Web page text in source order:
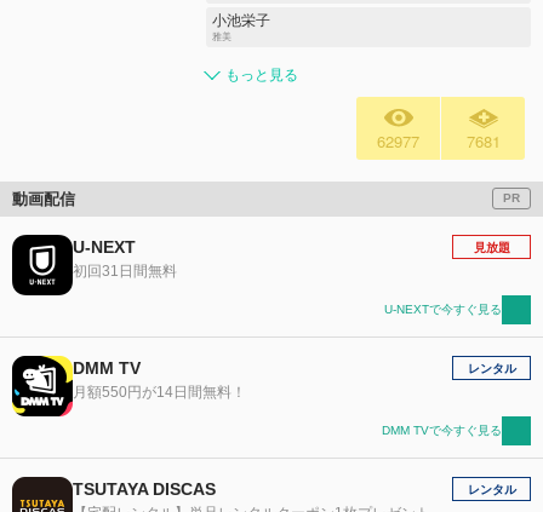
小池栄子
雅美
もっと見る
62977 7681
動画配信 PR
U-NEXT
初回31日間無料
見放題
U-NEXTで今すぐ見る
DMM TV
月額550円が14日間無料！
レンタル
DMM TVで今すぐ見る
TSUTAYA DISCAS レンタル